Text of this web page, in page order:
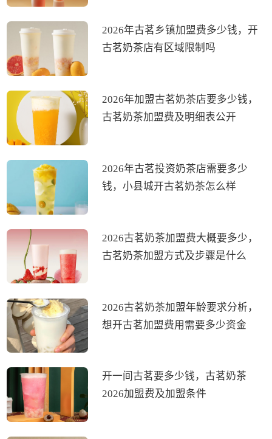
2026年古茗乡镇加盟费多少钱，开
古茗奶茶店有区域限制吗
2026年加盟古茗奶茶店要多少钱，
古茗奶茶加盟费及明细表公开
2026年古茗投资奶茶店需要多少
钱，小县城开古茗奶茶怎么样
2026古茗奶茶加盟费大概要多少，
古茗奶茶加盟方式及步骤是什么
2026古茗奶茶加盟年龄要求分析，
想开古茗加盟费用需要多少资金
开一间古茗要多少钱，古茗奶茶
2026加盟费及加盟条件